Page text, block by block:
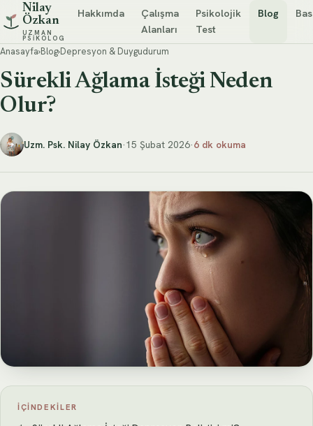
Nilay
Özkan
UZMAN
PSIKOLOG
Hakkımda
Çalışma
Alanları
Psikolojik
Test
Blog
Anasayfa›Blog›Depresyon & Duygudurum
Sürekli Ağlama İsteği Neden
Olur?
Uzm. Psk. Nilay Özkan·15 Şubat 2026·6 dk okuma
İÇINDEKILER